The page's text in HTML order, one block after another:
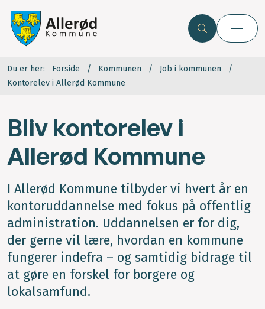
Du er her: Forside Kommunen
Job i kommunen
Kontorelev i Allerød Kommune
Bliv kontorelev i
Allerød Kommune
I Allerød Kommune tilbyder vi hvert år en
kontoruddannelse med fokus på offentlig
administration. Uddannelsen er for dig,
der gerne vil lære, hvordan en kommune
fungerer indefra – og samtidig bidrage til
at gøre en forskel for borgere og
lokalsamfund.